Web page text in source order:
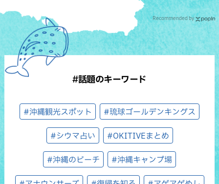
Recommended by
#話題のキーワード
#沖縄観光スポット #琉球ゴールデンキングス
#シウマ占い #OKITIVEまとめ
#沖縄のビーチ #沖縄キャンプ場